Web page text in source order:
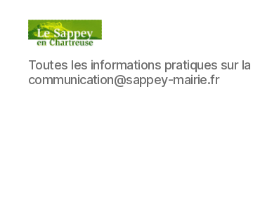
Blog
du
sappey
Toutes les informations pratiques sur
communication@sappey-mairie.fr